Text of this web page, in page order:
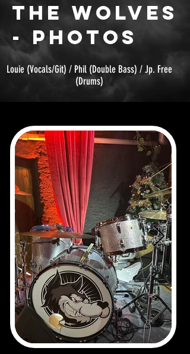
The wolves
- PHOTOS
Louie (Vocals/Git) / Phil (Double Bass) / Jp. Free
(Drums)